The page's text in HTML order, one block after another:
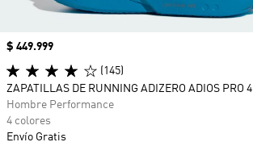
Precio
$ 449.999
(145)
ZAPATILLAS DE RUNNING ADIZERO ADIOS PRO 4
Hombre Performance
4 colores
Envío Gratis